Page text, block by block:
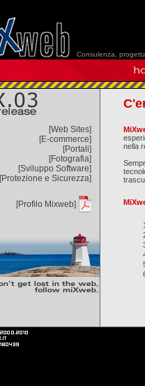
Consulenza,
[Web Sites]
[E-commerce]
[Portali]
[Fotografia]
[Sviluppo Software]
[Protezione e Sicurezza]
[Profilo Mixweb]
nella